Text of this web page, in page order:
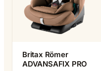
Britax Römer
ADVANSAFIX PRO